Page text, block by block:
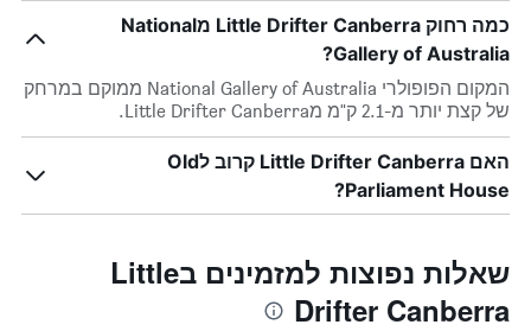
כמה רחוק Little Drifter Canberra מNational
Gallery of Australia?
המקום הפופולרי National Gallery of Australia ממוקם במרחק
של קצת יותר מ-2.1 ק"מ מLittle Drifter Canberra.
האם Little Drifter Canberra קרוב לOld
Parliament House?
שאלות נפוצות למזמינים בLittle
Drifter Canberra